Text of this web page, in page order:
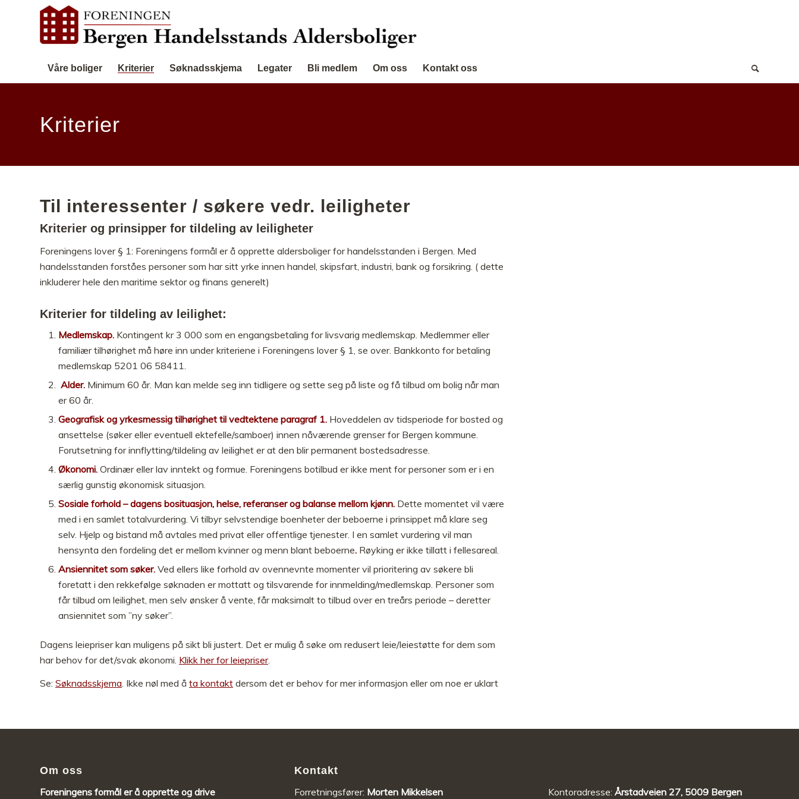
Våre boliger Kriterier Søknadsskjema Legater Bli medlem Om oss Kontakt oss
Kriterier
Til interessenter / søkere vedr. leiligheter
Kriterier og prinsipper for tildeling av leiligheter
Foreningens lover § 1: Foreningens formål er å opprette aldersboliger for handelsstanden i Bergen. Med
handelsstanden forståes personer som har sitt yrke innen handel, skipsfart, industri, bank og forsikring. ( dette
inkluderer hele den maritime sektor og finans generelt)
Kriterier for tildeling av leilighet:
Medlemskap. Kontingent kr 3 000 som en engangsbetaling for livsvarig medlemskap. Medlemmer eller
familiær tilhørighet må høre inn under kriteriene i Foreningens lover § 1, se over. Bankkonto for betaling
medlemskap 5201 06 58411.
Alder. Minimum 60 år. Man kan melde seg inn tidligere og sette seg på liste og få tilbud om bolig når man
er 60 år.
Geografisk og yrkesmessig tilhørighet til vedtektene paragraf 1. Hoveddelen av tidsperiode for bosted og
ansettelse (søker eller eventuell ektefelle/samboer) innen nåværende grenser for Bergen kommune.
Forutsetning for innflytting/tildeling av leilighet er at den blir permanent bostedsadresse.
Økonomi. Ordinær eller lav inntekt og formue. Foreningens botilbud er ikke ment for personer som er i en
særlig gunstig økonomisk situasjon.
Sosiale forhold – dagens bosituasjon, helse, referanser og balanse mellom kjønn. Dette momentet vil være
med i en samlet totalvurdering. Vi tilbyr selvstendige boenheter der beboerne i prinsippet må klare seg
selv. Hjelp og bistand må avtales med privat eller offentlige tjenester. I en samlet vurdering vil man
hensynta den fordeling det er mellom kvinner og menn blant beboerne. Røyking er ikke tillatt i fellesareal.
Ansiennitet som søker. Ved ellers like forhold av ovennevnte momenter vil prioritering av søkere bli
foretatt i den rekkefølge søknaden er mottatt og tilsvarende for innmelding/medlemskap. Personer som
får tilbud om leilighet, men selv ønsker å vente, får maksimalt to tilbud over en treårs periode – deretter
ansiennitet som ”ny søker”.
Dagens leiepriser kan muligens på sikt bli justert. Det er mulig å søke om redusert leie/leiestøtte for dem som
har behov for det/svak økonomi. Klikk her for leiepriser.
Se: Søknadsskjema. Ikke nøl med å ta kontakt dersom det er behov for mer informasjon eller om noe er uklart
Om oss
Foreningens formål er å opprette og drive
Kontakt
Forretningsfører: Morten Mikkelsen Kontoradresse:Årstadveien 27, 5009 Bergen